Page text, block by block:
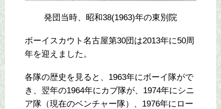
発団当時、昭和38(1963)年の東別院
ボーイスカウト名古屋第30団は2013年に50周
年を迎えました。
各隊の歴史を見ると、1963年にボーイ隊がで
き、翌年の1964年にカブ隊が、1974年にシニ
ア隊（現在のベンチャー隊）、1976年にロー